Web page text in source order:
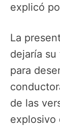
explicó
La
dejaría
para
de las
explosivo